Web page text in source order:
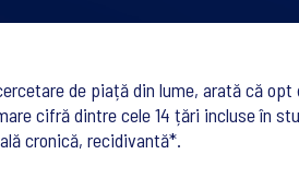
de piață din lume, arată că
cifră dintre cele 14 țări incluse în
cronică, recidivantă*.